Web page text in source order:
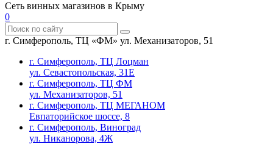
Сеть винных магазинов в Крыму
0
г. Симферополь, ТЦ «ФМ» ул. Механизаторов, 51
г. Симферополь, ТЦ Лоцман
ул. Севастопольская, 31Е
г. Симферополь, ТЦ ФМ
ул. Механизаторов, 51
г. Симферополь, ТЦ МЕГАНОМ
Евпаторийское шоссе, 8
г. Симферополь, Виноград
ул. Никанорова, 4Ж